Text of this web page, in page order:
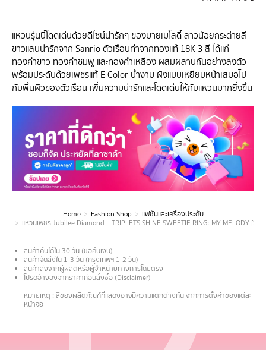
แหวนรุ่นนี้โดดเด่นด้วยดีไซน์น่ารักๆ ของมายเมโลดี้ สาวน้อยกระต่ายสี
ขาวแสนน่ารักจาก Sanrio ตัวเรือนทำจากทองแท้ 18K 3 สี ได้แก่
ทองคำขาว ทองคำชมพู และทองคำเหลือง ผสมผสานกันอย่างลงตัว
พร้อมประดับด้วยเพชรแท้ E Color น้ำงาม ฝังแบบเหยียบหน้าเสมอไป
กับพื้นผิวของตัวเรือน เพิ่มความน่ารักและโดดเด่นให้กับแหวนมากยิ่งขึ้น
Home Fashion Shop
แฟชั่นและเครื่องประดับ
แหวนเพชร Jubilee Diamond – TRIPLETS SHINE SWEETIE RING: MY MELODY
สินค้าคืนได้ใน 30 วัน (ขอคืนเงิน)
สินค้าจัดส่งใน 1-3 วัน (กรุงเทพฯ 1-2 วัน)
สินค้าส่งจากผู้ผลิตหรือผู้จำหน่ายทางการโดยตรง
โปรดอ้างอิงจากราคาก่อนสั่งซื้อ (Disclaimer)
หมายเหตุ : สีของผลิตภัณฑ์ที่แสดงอาจมีความแตกต่างกัน จากการตั้งค่าของแต่ละ
หน้าจอ